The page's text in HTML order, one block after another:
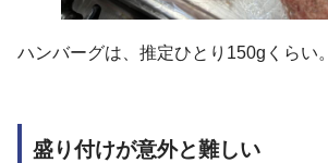
ハンバーグは、推定ひとり150gくらい。
盛り付けが意外と難しい